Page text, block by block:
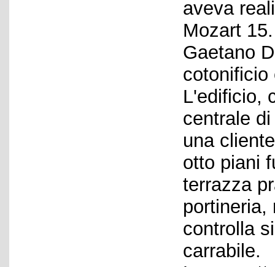
aveva
Mozart
Gaetano
cotonificio
L'edificio,
centrale
una
otto piani
terrazza
portineria,
controlla
carrabile.